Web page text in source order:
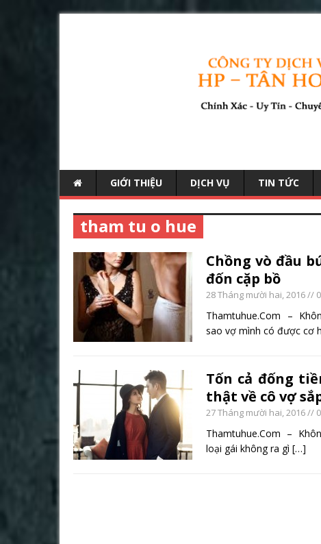
GIỚI THIỆU DỊCH VỤ TIN TỨC
tham tu o hue
Chồng vò đầu
đốn cặp bồ
28 Tháng mười hai, 2016//
Thamtuhue.Com –
sao vợ mình có được cơ
Tốn cả đống
thật về cô vợ
27 Tháng mười hai, 2016//
Thamtuhue.Com –
loại gái không ra gì […]